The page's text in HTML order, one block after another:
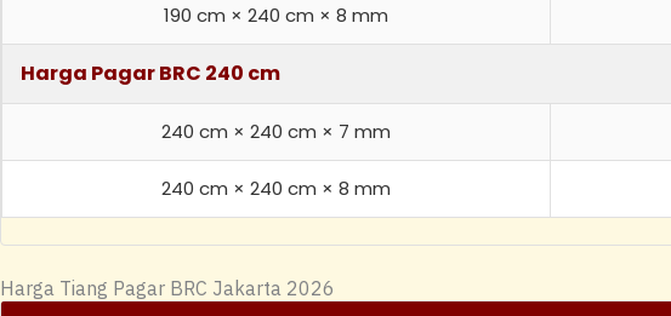
190 cm × 240 cm × 8 mm
Harga Pagar BRC 240 cm
240 cm × 240 cm × 7 mm
240 cm × 240 cm × 8 mm
Harga Tiang Pagar BRC Jakarta 2026